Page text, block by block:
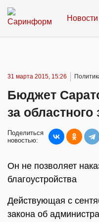
Новости
31 марта 2015, 15:26
Бюджет
за областного
Поделиться
новостью:
Он не позволяет
благоустройства
Действующая с
закона об